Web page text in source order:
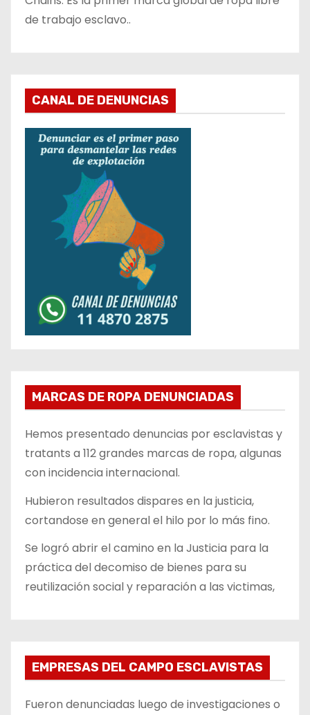
de trabajo esclavo..
CANAL DE DENUNCIAS
MARCAS DE ROPA DENUNCIADAS
Hemos presentado denuncias por esclavistas y
tratants a 112 grandes marcas de ropa, algunas
con incidencia internacional.
Hubieron resultados dispares en la justicia,
cortandose en general el hilo por lo más fino.
Se logró abrir el camino en la Justicia para la
práctica del decomiso de bienes para su
reutilización social y reparación a las victimas,
EMPRESAS DEL CAMPO ESCLAVISTAS
Fueron denunciadas luego de investigaciones o